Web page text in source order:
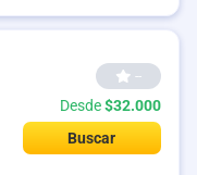
--
Desde$32.000
Buscar